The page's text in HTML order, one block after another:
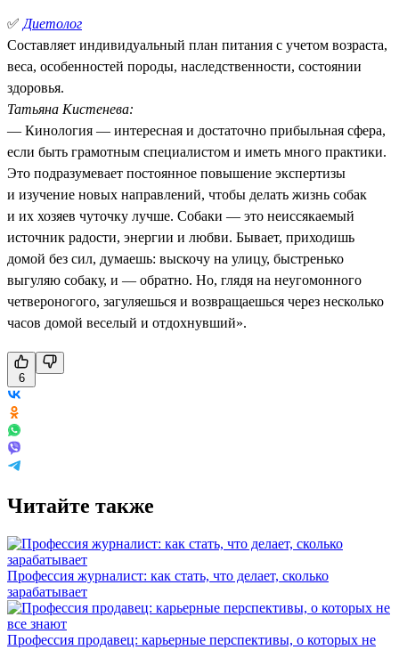
✅ Диетолог
Составляет индивидуальный план питания с учетом возраста,
веса, особенностей породы, наследственности, состоянии
здоровья.
Татьяна Кистенева:
— Кинология — интересная и достаточно прибыльная сфера,
если быть грамотным специалистом и иметь много практики.
Это подразумевает постоянное повышение экспертизы
и изучение новых направлений, чтобы делать жизнь собак
и их хозяев чуточку лучше. Собаки — это неиссякаемый
источник радости, энергии и любви. Бывает, приходишь
домой без сил, думаешь: выскочу на улицу, быстренько
выгуляю собаку, и — обратно. Но, глядя на неугомонного
четвероногого, загуляешься и возвращаешься через несколько
часов домой веселый и отдохнувший».
6
Читайте также
Профессия журналист: как стать, что делает, сколько
зарабатывает
Профессия продавец: карьерные перспективы, о которых не